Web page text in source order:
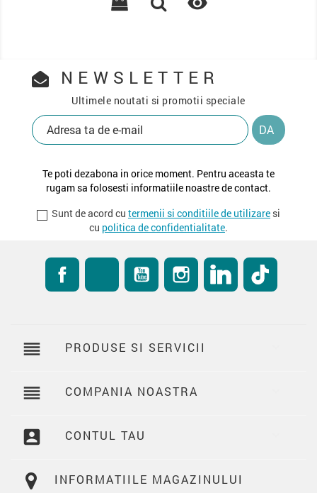
NEWSLETTER
Ultimele noutati si promotii speciale
Te poti dezabona in orice moment. Pentru aceasta te
rugam sa folosesti informatiile noastre de contact.
Sunt de acord cu termenii si conditiile de utilizare si
cu politica de confidentialitate.
FacebookRSS YouTube InstagramLinkedIn
reorder PRODUSE SI SERVICII
reorder COMPANIA NOASTRA
account_box CONTUL TAU
INFORMATIILE MAGAZINULUI